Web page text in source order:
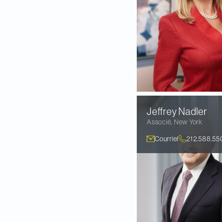
Jeffrey Nadler
Associé, New York
Courriel